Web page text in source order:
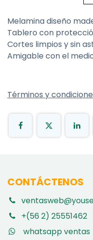
Melamina diseño
Tablero con
Cortes limpios y sin
Amigable con el
Términos y
CONTÁCTENOS
+(56 2) 25551462
whatsapp ventas